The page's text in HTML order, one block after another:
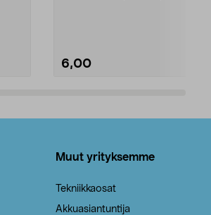
6,00
Muut yrityksemme
Tekniikkaosat
Akkuasiantuntija